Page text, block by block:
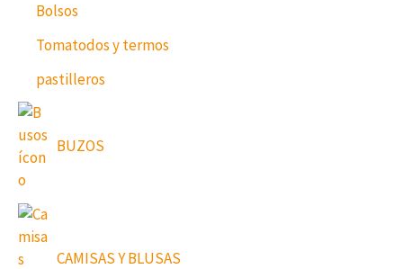
Bolsos
Tomatodos y termos
pastilleros
BUZOS
CAMISAS Y BLUSAS